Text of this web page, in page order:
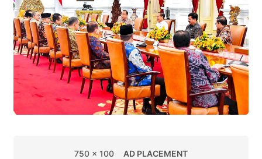
750 x 100 AD PLACEMENT